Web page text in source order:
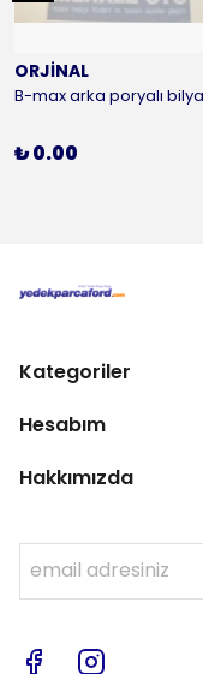
ORJİNAL
₺ 0.00
Kategoriler
Hesabım
Hakkımızda